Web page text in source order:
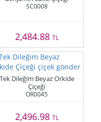
SC0008
2,484.88 TL
Tek Dileğim Beyaz Orkide
Çiçeği
OR0045
2,496.98 TL